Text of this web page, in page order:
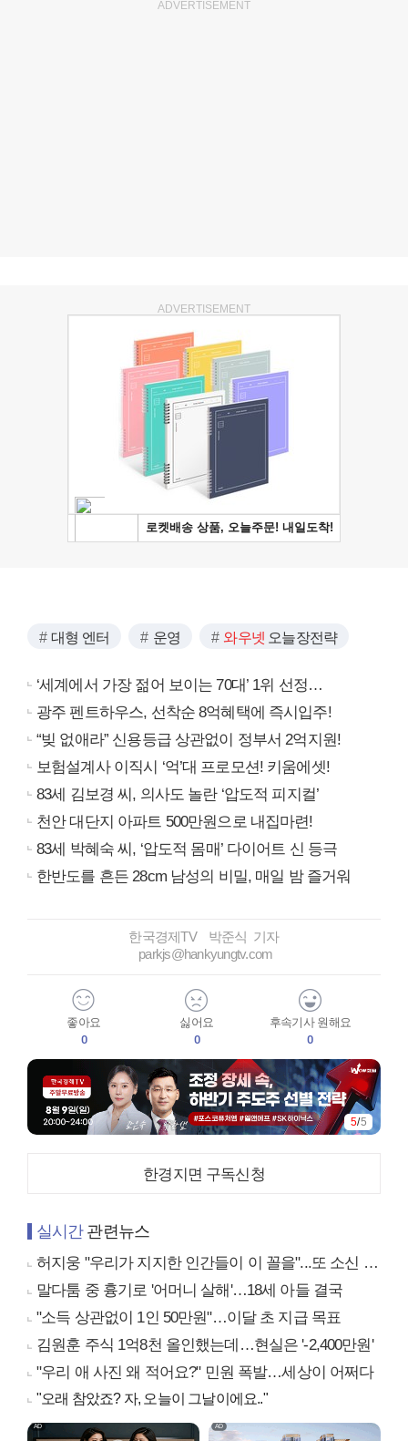
ADVERTISEMENT
ADVERTISEMENT
대형 엔터 운영 와우넷 오늘장전략
‘세계에서 가장 젊어 보이는 70대’ 1위 선정…
광주 펜트하우스, 선착순 8억혜택에 즉시입주!
“빚 없애라” 신용등급 상관없이 정부서 2억지원!
보험설계사 이직시 ‘억’대 프로모션! 키움에셋!
83세 김보경 씨, 의사도 놀란 ‘압도적 피지컬’
천안 대단지 아파트 500만원으로 내집마련!
83세 박혜숙 씨, ‘압도적 몸매’ 다이어트 신 등극
한반도를 흔든 28cm 남성의 비밀, 매일 밤 즐거워
한국경제TV 박준식 기자
parkjs@hankyungtv.com
좋아요
0
싫어요
0
후속기사 원해요
0
5/5
한경지면 구독신청
실시간관련뉴스
허지웅 "우리가 지지한 인간들이 이 꼴을"...또 소신 발언
말다툼 중 흉기로 '어머니 살해'…18세 아들 결국
"소득 상관없이 1인 50만원"…이달 초 지급 목표
김원훈 주식 1억8천 올인했는데…현실은 '-2,400만원'
"우리 애 사진 왜 적어요?" 민원 폭발…세상이 어쩌다
"오래 참았죠? 자, 오늘이 그날이에요.."